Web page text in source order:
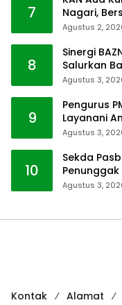
7
Nagari,
Agustus 2,
8
Sinergi
Salurkan
Agustus 3,
9
Pengurus
Layanani
Agustus 3,
10
Sekda
Agustus 3,
Kontak Alamat